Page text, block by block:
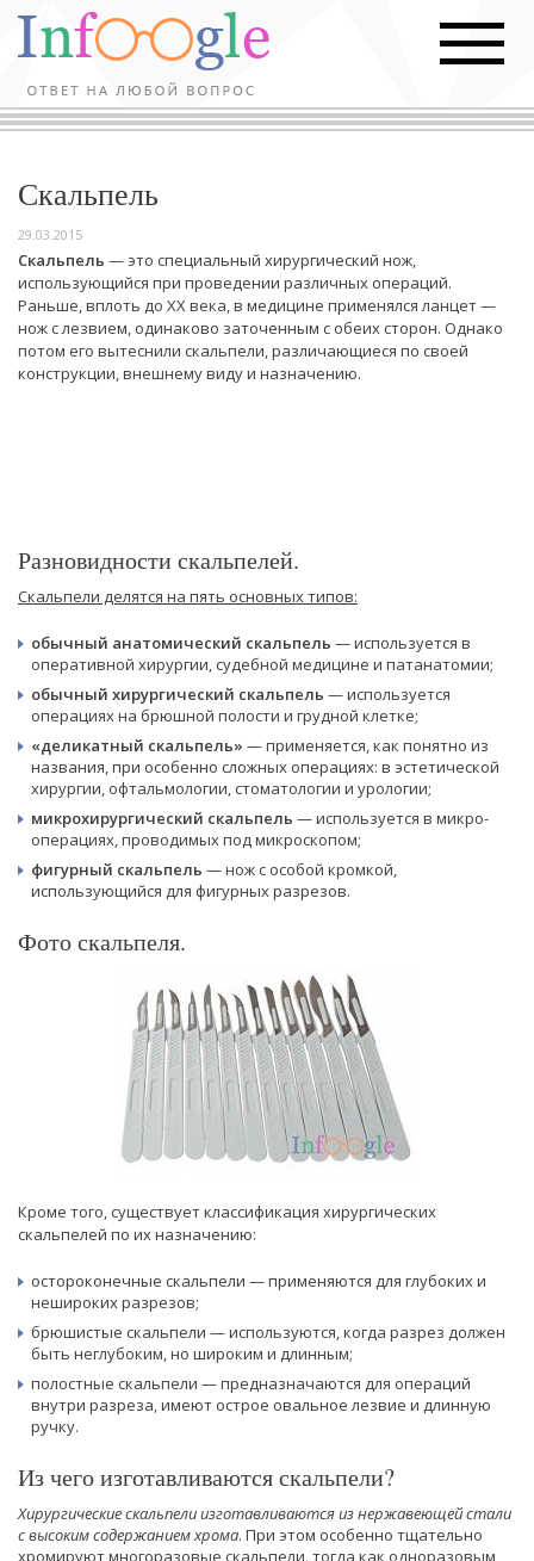
Скальпель
29.03.2015
Скальпель — это специальный хирургический нож,
использующийся при проведении различных операций.
Раньше, вплоть до ХХ века, в медицине применялся ланцет —
нож с лезвием, одинаково заточенным с обеих сторон. Однако
потом его вытеснили скальпели, различающиеся по своей
конструкции, внешнему виду и назначению.
Разновидности скальпелей.
Скальпели делятся на пять основных типов:
обычный анатомический скальпель — используется в
оперативной хирургии, судебной медицине и патанатомии;
обычный хирургический скальпель — используется
операциях на брюшной полости и грудной клетке;
«деликатный скальпель» — применяется, как понятно из
названия, при особенно сложных операциях: в эстетической
хирургии, офтальмологии, стоматологии и урологии;
микрохирургический скальпель — используется в микро-
операциях, проводимых под микроскопом;
фигурный скальпель — нож с особой кромкой,
использующийся для фигурных разрезов.
Фото скальпеля.
Кроме того, существует классификация хирургических
скальпелей по их назначению:
остороконечные скальпели — применяются для глубоких и
нешироких разрезов;
брюшистые скальпели — используются, когда разрез должен
быть неглубоким, но широким и длинным;
полостные скальпели — предназначаются для операций
внутри разреза, имеют острое овальное лезвие и длинную
ручку.
Из чего изготавливаются скальпели?
Хирургические скальпели изготавливаются из нержавеющей стали
с высоким содержанием хрома. При этом особенно тщательно
хромируют многоразовые скальпели, тогда как одноразовым